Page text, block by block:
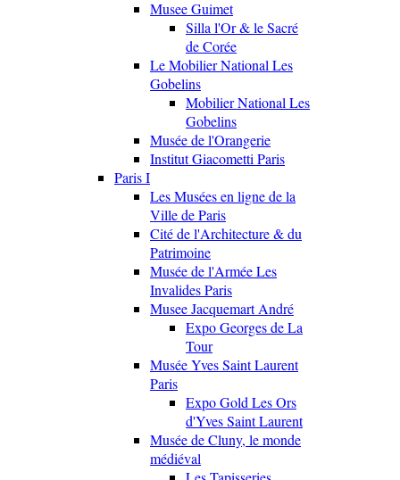
Musee Guimet
Silla l'Or & le Sacré
de Corée
Le Mobilier National Les
Gobelins
Mobilier National Les
Gobelins
Musée de l'Orangerie
Institut Giacometti Paris
Paris I
Les Musées en ligne de la
Ville de Paris
Cité de l'Architecture & du
Patrimoine
Musée de l'Armée Les
Invalides Paris
Musee Jacquemart André
Expo Georges de La
Tour
Musée Yves Saint Laurent
Paris
Expo Gold Les Ors
d'Yves Saint Laurent
Musée de Cluny, le monde
médiéval